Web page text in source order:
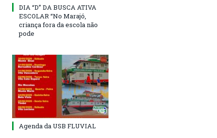
DIA “D” DA BUSCA ATIVA
ESCOLAR “No Marajó,
criança fora da escola não
pode
Agenda da USB FLUVIAL